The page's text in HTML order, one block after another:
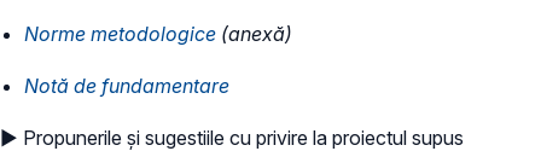
Norme metodologice (anexă)
Notă de fundamentare
► Propunerile și sugestiile cu privire la proiectul supus